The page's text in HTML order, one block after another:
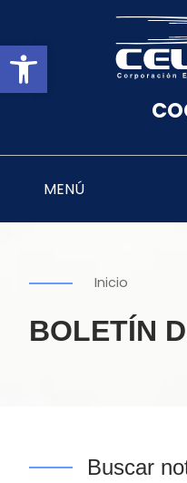
Abrir barra
MENÚ
Inicio
BOLETÍN
Buscar